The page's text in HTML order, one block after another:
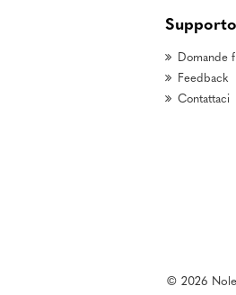
Supporto
Domande
Feedback
Contattaci
© 2026